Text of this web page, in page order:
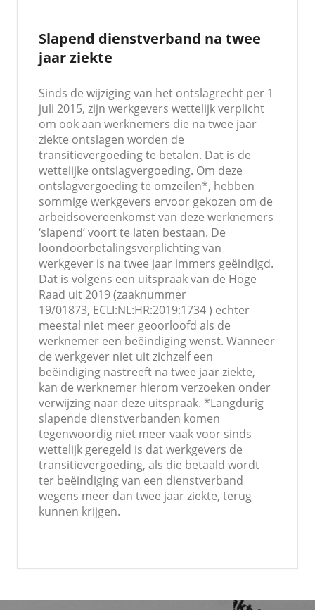
Slapend dienstverband na twee
jaar ziekte
Sinds de wijziging van het ontslagrecht per 1
juli 2015, zijn werkgevers wettelijk verplicht
om ook aan werknemers die na twee jaar
ziekte ontslagen worden de
transitievergoeding te betalen. Dat is de
wettelijke ontslagvergoeding. Om deze
ontslagvergoeding te omzeilen*, hebben
sommige werkgevers ervoor gekozen om de
arbeidsovereenkomst van deze werknemers
‘slapend’ voort te laten bestaan. De
loondoorbetalingsverplichting van
werkgever is na twee jaar immers geëindigd.
Dat is volgens een uitspraak van de Hoge
Raad uit 2019 (zaaknummer
19/01873, ECLI:NL:HR:2019:1734 ) echter
meestal niet meer geoorloofd als de
werknemer een beëindiging wenst. Wanneer
de werkgever niet uit zichzelf een
beëindiging nastreeft na twee jaar ziekte,
kan de werknemer hierom verzoeken onder
verwijzing naar deze uitspraak. *Langdurig
slapende dienstverbanden komen
tegenwoordig niet meer vaak voor sinds
wettelijk geregeld is dat werkgevers de
transitievergoeding, als die betaald wordt
ter beëindiging van een dienstverband
wegens meer dan twee jaar ziekte, terug
kunnen krijgen.